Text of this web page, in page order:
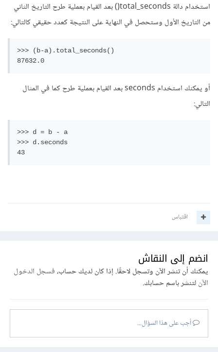
استخدام دالة total_seconds() بعد القيام بعملية طرح التاريخ الثاني
من التاريخ الأول وستحصل في النهاية على النتيجة كعدد حقيقي كالتالي:
>>> (b-a).total_seconds()
87632.0
أو يمكنك استخدام seconds بعد القيام بعملية طرح كما في المثال
التالي:
>>> d = b - a
>>> d.seconds
43
اقتباس
انضم إلى النقاش
يمكنك أن تنشر الآن وتسجل لاحقًا. إذا كان لديك حساب،فسجل الدخول
الآنلتنشر باسم حسابك.
أجب على هذا السؤال...